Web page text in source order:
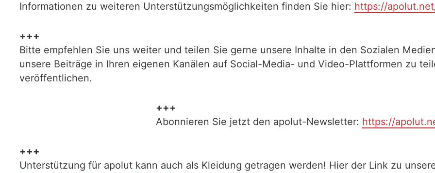
Informationen zu weiteren Unterstützungsmöglichkeiten finden Sie hier: https://
+++
Bitte empfehlen Sie uns weiter und teilen Sie gerne unsere Inhalte in den Sozialen
unsere Beiträge in Ihren eigenen Kanälen auf Social-Media- und Video-Plattformen zu
veröffentlichen.
+++
Abonnieren Sie jetzt den apolut-Newsletter: https://
+++
Unterstützung für apolut kann auch als Kleidung getragen werden! Hier der Link zu